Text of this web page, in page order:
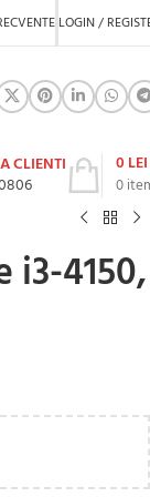
LOGIN /
CLIENTI
0
0 LEI
i3-4150,